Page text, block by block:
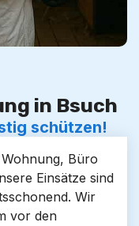
in Bsuch
schützen!
Büro
Einsätze sind
Wir
vor den